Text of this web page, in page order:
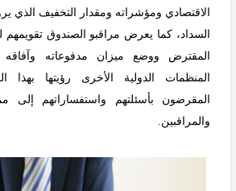
الاقتصادي ومؤشراته ومقدار التخفيف الذي
السداد، كما يعرض مراقبو الصندوق تقويمهم
المقترض ووضع ميزان مدفوعاته وآفاقه
المنظمات الدولية الأخرى رؤيتها بهذا
المقرضون بأسئلتهم واستفساراتهم إلى
والمراقبين.